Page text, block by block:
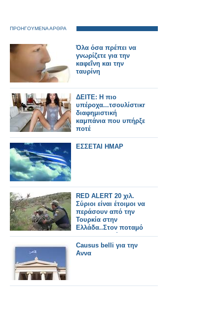
ΠΡΟΗΓΟΥΜΕΝΑ ΑΡΘΡΑ
Όλα όσα πρέπει να
γνωρίζετε για την
καφεΐνη και την
ταυρίνη
ΔΕΙΤΕ: Η πιο
υπέροχα...τσουλίστικη...
διαφημιστική
καμπάνια που υπήρξε
ποτέ
ΕΣΣΕΤΑΙ ΗΜΑΡ
RED ALERT 20 χιλ.
Σύριοι είναι έτοιμοι να
περάσουν από την
Τουρκία στην
Ελλάδα..Στον ποταμό
Εβρο κατευθύνονται
για ενισχύσεις άλλοι
1.800
Causus belli για την
Αννα